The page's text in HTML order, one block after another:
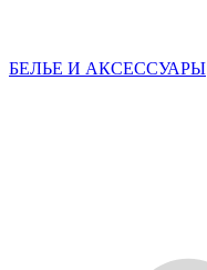
БЕЛЬЕ И АКСЕССУАРЫ